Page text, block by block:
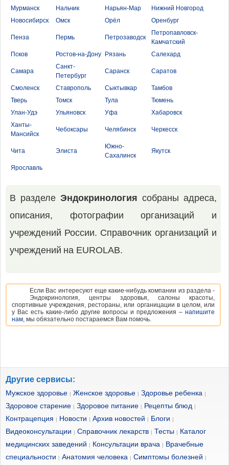
Мурманск
Нальчик Нарьян-Мар
Нижний Новгород
Новосибирск
Омск Орёл Оренбург
Пенза Пермь Петрозаводск
Петропавловск-
Камчатский
Псков
Ростов-на-Дону Рязань Салехард
Самара
Санкт-
Петербург
Саранск Саратов
Смоленск Ставрополь Сыктывкар
Тамбов
Тверь
Томск Тула
Тюмень
Улан-Удэ
Ульяновск Уфа
Хабаровск
Ханты-
Мансийск
Чебоксары Челябинск Черкесск
Чита Элиста
Южно-
Сахалинск
Якутск
Ярославль
В разделе Эндокринология собраны адреса,
описания, фотографии организаций и
учреждений России. Справочник организаций и
учреждений на EUROLAB.
Если Вас интересуют еще какие-нибудь компании из раздела -
Эндокринология, центры здоровья, салоны красоты,
спортивные учреждения, рестораны, или органицации в целом, или
у Вас есть какие-либо другие вопросы и предложения – напишите
нам, мы обязательно постараемся Вам помочь.
Другие сервисы:
Мужское здоровье | Женское здоровье | Здоровье ребенка |
Здоровое старение | Здоровое питание | Рецепты блюд |
Контрацепция | Новости | Архив новостей | Блоги |
Видеоконсультации | Справочник лекарств | Тесты | Каталог
медицинских заведений | Консультации врача | Врачебные
специальности | Анатомия человека | Симптомы болезней |